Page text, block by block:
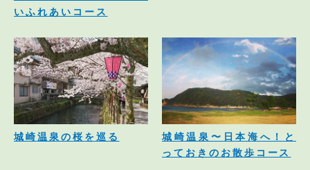
いふれあいコース
城崎温泉の桜を巡る
城崎温泉〜日本海へ！と
っておきのお散歩コース